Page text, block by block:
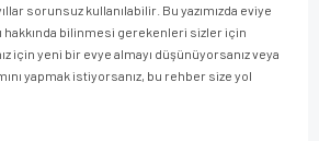
sorunsuz kullanılabilir. Bu yazımızda eviye
hakkında bilinmesi gerekenleri sizler için
için yeni bir evye almayı düşünüyorsanız veya
yapmak istiyorsanız, bu rehber size yol